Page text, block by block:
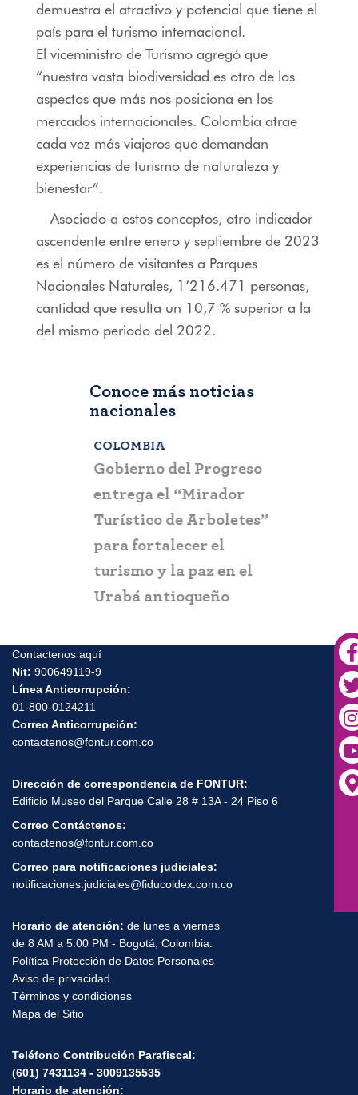
demuestra el atractivo y potencial que tiene el
país para el turismo internacional.
El viceministro de Turismo agregó que
“nuestra vasta biodiversidad es otro de los
aspectos que más nos posiciona en los
mercados internacionales. Colombia atrae
cada vez más viajeros que demandan
experiencias de turismo de naturaleza y
bienestar”.
Asociado a estos conceptos, otro indicador
ascendente entre enero y septiembre de 2023
es el número de visitantes a Parques
Nacionales Naturales, 1’216.471 personas,
cantidad que resulta un 10,7 % superior a la
del mismo periodo del 2022.
Conoce más noticias
nacionales
COLOMBIA
Gobierno del Progreso
entrega el “Mirador
Turístico de Arboletes”
para fortalecer el
turismo y la paz en el
Urabá antioqueño
Contactenos aquí
Nit: 900649119-9
Línea Anticorrupción:
01-800-0124211
Correo Anticorrupción:
contactenos@fontur.com.co
Dirección de correspondencia de FONTUR:
Edificio Museo del Parque Calle 28 # 13A - 24 Piso 6
Correo Contáctenos:
contactenos@fontur.com.co
Correo para notificaciones judiciales:
notificaciones.judiciales@fiducoldex.com.co
Horario de atención: de lunes a viernes
de 8 AM a 5:00 PM - Bogotá, Colombia.
Política Protección de Datos Personales
Aviso de privacidad
Términos y condiciones
Mapa del Sitio
Teléfono Contribución Parafiscal:
(601) 7431134 - 3009135535
Horario de atención: